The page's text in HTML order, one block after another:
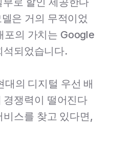
은 거의 무적이었
포의 가치는 Google
석되었습니다.
의 디지털 우선 배
경쟁력이 떨어진다
비스를 찾고 있다면,